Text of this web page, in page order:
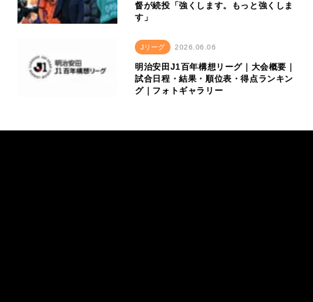
督が続投「強くします。もっと強くしま
す」
Jリーグ 2026.06.06
明治安田J1百年構想リーグ｜大会概要｜
試合日程・結果・順位表・得点ランキン
グ｜フォトギャラリー